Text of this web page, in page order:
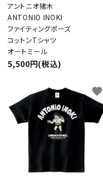
アントニオ猪木
ANTONIO INOKI
ファイティングポーズ
コットンTシャツ
オートミール
5,500円(税込)
favorite